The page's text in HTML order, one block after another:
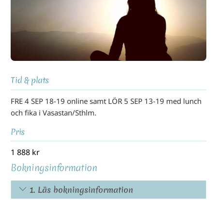
Tid & plats
FRE 4 SEP 18-19 online samt LÖR 5 SEP 13-19 med lunch
och fika i Vasastan/Sthlm.
Pris
1 888 kr
Bokningsinformation
1. Läs bokningsinformation